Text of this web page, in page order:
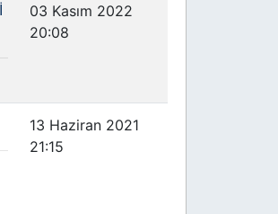
03 Kasım 2022
20:08
13 Haziran 2021
21:15